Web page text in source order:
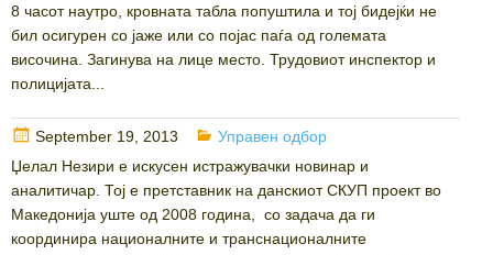
8 часот наутро, кровната табла попуштила и тој бидејќи не
бил осигурен со јаже или со појас паѓа од големата
височина. Загинува на лице место. Трудовиот инспектор и
полицијата...
Posted
September 19, 2013 Categories
Управен одбор
Џелал Незири е искусен истражувачки новинар и
аналитичар. Тој е претставник на данскиот СКУП проект во
Македонија уште од 2008 година, со задача да ги
координира националните и транснационалните